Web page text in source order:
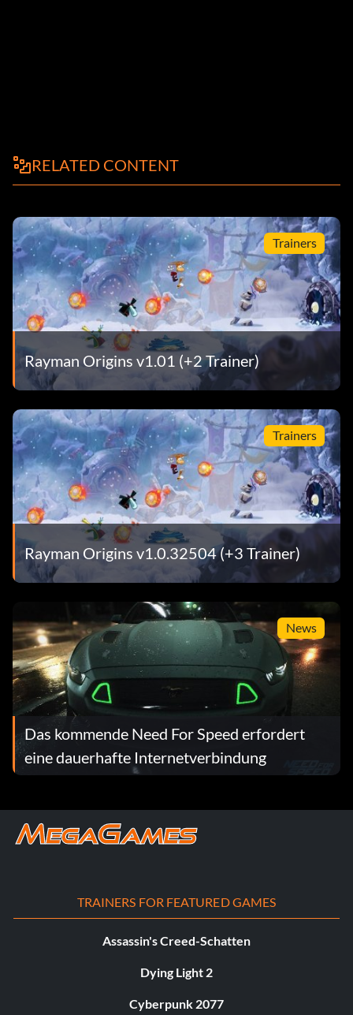
RELATED CONTENT
Trainers
Rayman Origins v1.01 (+2 Trainer)
Trainers
Rayman Origins v1.0.32504 (+3 Trainer)
News
Das kommende Need For Speed erfordert
eine dauerhafte Internetverbindung
TRAINERS FOR FEATURED GAMES
Assassin's Creed-Schatten
Dying Light 2
Cyberpunk 2077